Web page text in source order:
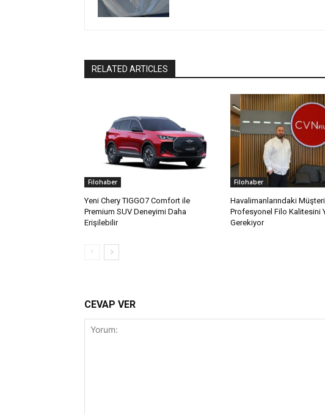
RELATED ARTICLES
Filohaber
Yeni Chery TIGGO7 Comfort ile
Premium SUV Deneyimi Daha
Erişilebilir
Filohaber
Havalimanlarındaki
Profesyonel Filo Kalitesini
Gerekiyor
CEVAP VER